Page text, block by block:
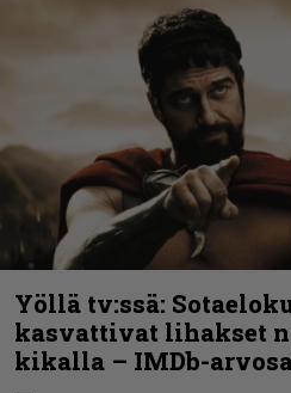
Yöllä tv:ssä:
kasvattivat lihakset
kikalla – IMDb-